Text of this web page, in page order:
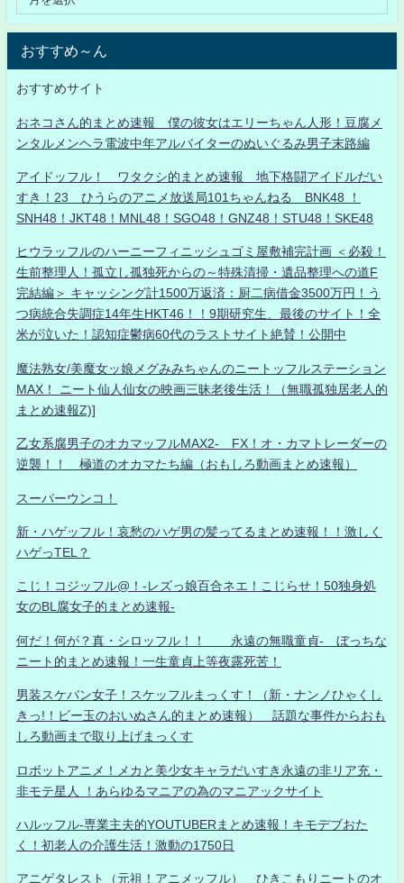
おすすめ～ん
おすすめサイト
おネコさん的まとめ速報 僕の彼女はエリーちゃん人形！豆腐メ
ンタルメンヘラ電波中年アルバイターのぬいぐるみ男子末路編
アイドッフル！ ワタクシ的まとめ速報 地下格闘アイドルだい
すき！23 ひうらのアニメ放送局101ちゃんねる BNK48 ！
SNH48！JKT48！MNL48！SGO48！GNZ48！STU48！SKE48
ヒウラッフルのハーニーフィニッシュゴミ屋敷補完計画 ＜必殺！
生前整理人！孤立し孤独死からの～特殊清掃・遺品整理への道F
完結編＞ キャッシング計1500万返済：厨二病借金3500万円！う
つ病統合失調症14年生HKT46！！9期研究生、最後のサイト！全
米が泣いた！認知症鬱病60代のラストサイト絶賛！公開中
魔法熟女/美魔女ッ娘メグみみちゃんのニートッフルステーション
MAX！ ニート仙人仙女の映画三昧老後生活！（無職孤独居老人的
まとめ速報Z)]
乙女系腐男子のオカマッフルMAX2- FX！オ・カマトレーダーの
逆襲！！ 極道のオカマたち編（おもしろ動画まとめ速報）
スーパーウンコ！
新・ハゲッフル！哀愁のハゲ男の髪ってるまとめ速報！！激しく
ハゲっTEL？
こじ！コジッフル@！-レズっ娘百合ネエ！こじらせ！50独身処
女のBL腐女子的まとめ速報-
何だ！何が？真・シロッフル！！ 永遠の無職童貞- ぼっちな
ニート的まとめ速報！一生童貞上等夜露死苦！
男装スケバン女子！スケッフルまっくす！（新・ナンノひゃくし
きっ!！ビー玉のおいぬさん的まとめ速報） 話題な事件からおも
しろ動画まで取り上げまっくす
ロボットアニメ！メカと美少女キャラだいすき永遠の非リア充・
非モテ星人 ！あらゆるマニアの為のマニアックサイト
ハルッフル-専業主夫的YOUTUBERまとめ速報！キモデブおた
く！初老人の介護生活！激動の1750日
アニゲタレスト（元祖！アニメッフル） ひきこもりニートのオ